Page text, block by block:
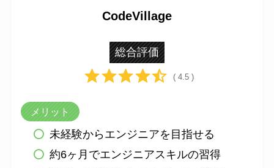
CodeVillage
総合評価
( 4.5 )
メリット
未経験からエンジニアを目指せる
約6ヶ月でエンジニアスキルの習得